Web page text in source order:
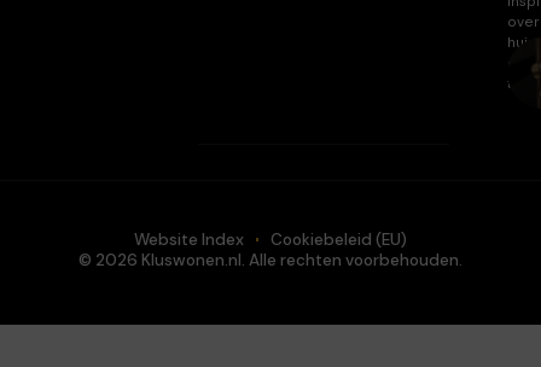
over
huis
en
tuin.
© 2026 Kluswonen.nl. Alle rechten voorbehouden.
Website Index Cookiebeleid (EU)